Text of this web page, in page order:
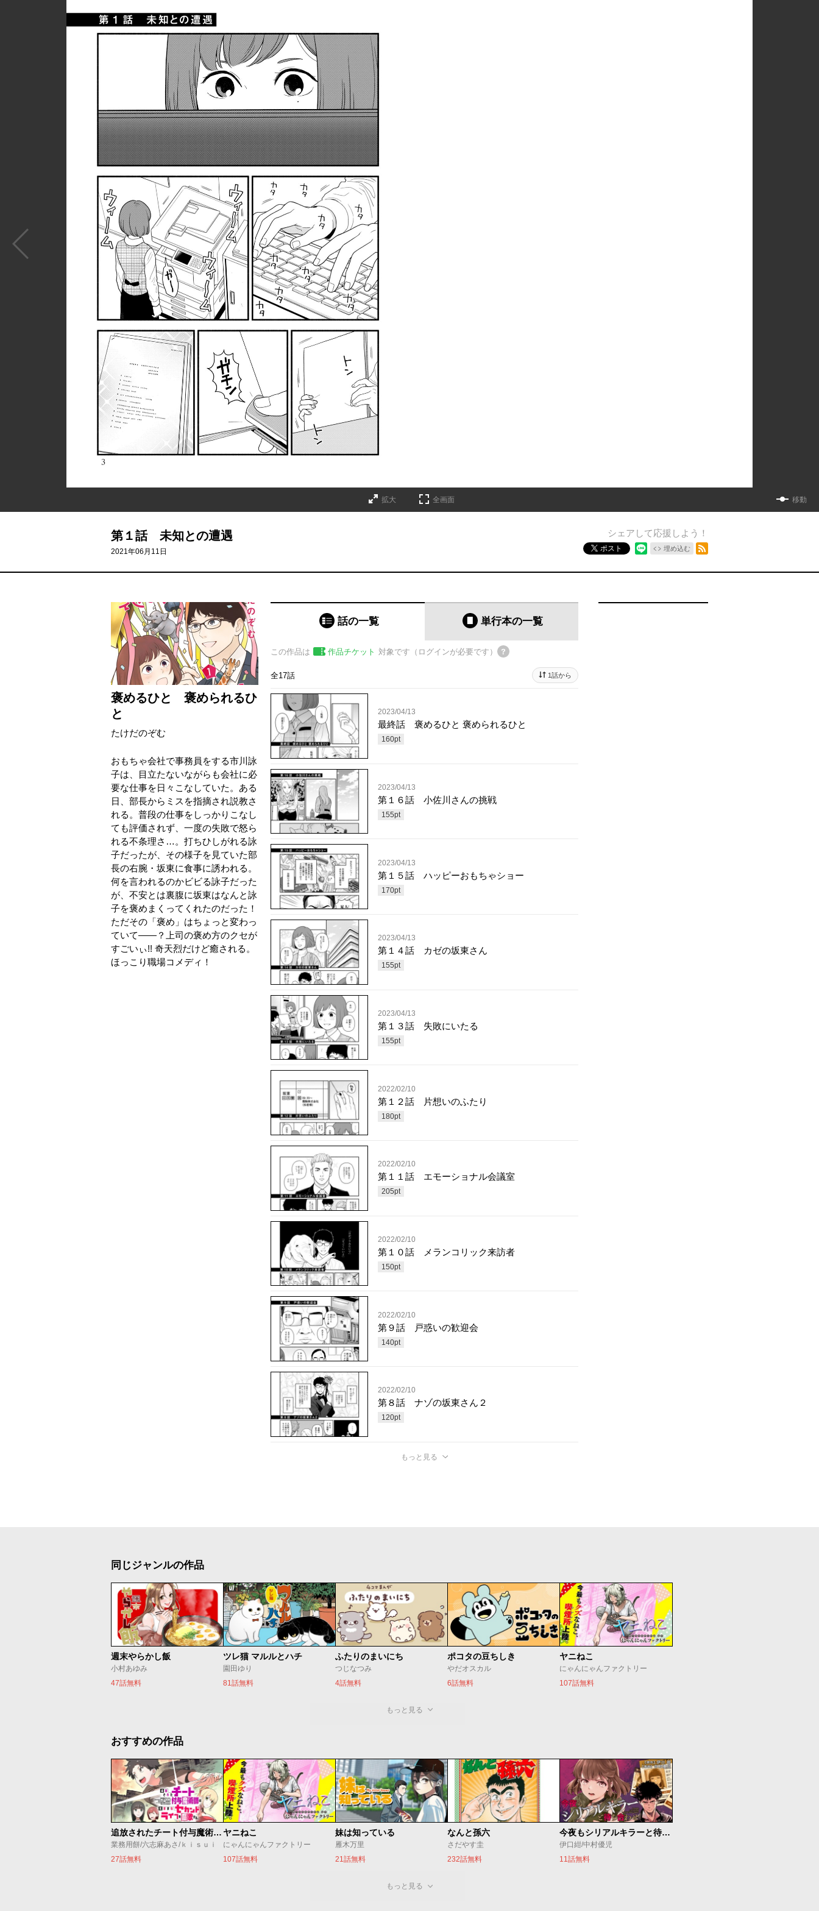
拡大 全画面 移動
第１話 未知との遭遇
2021年06月11日
シェアして応援しよう！
ポスト 埋め込む
褒めるひと 褒められるひ
と
たけだのぞむ
おもちゃ会社で事務員をする市川詠
子は、目立たないながらも会社に必
要な仕事を日々こなしていた。ある
日、部長からミスを指摘され説教さ
れる。普段の仕事をしっかりこなし
ても評価されず、一度の失敗で怒ら
れる不条理さ…。打ちひしがれる詠
子だったが、その様子を見ていた部
長の右腕・坂東に食事に誘われる。
何を言われるのかビビる詠子だった
が、不安とは裏腹に坂東はなんと詠
子を褒めまくってくれたのだった！
ただその「褒め」はちょっと変わっ
ていて――？上司の褒め方のクセが
すごいぃ!! 奇天烈だけど癒される。
ほっこり職場コメディ！
話の一覧 単行本の一覧
この作品は 作品チケット 対象です（ログインが必要です）
全17話 1話から
2023/04/13
最終話 褒めるひと 褒められるひと
160pt
2023/04/13
第１６話 小佐川さんの挑戦
155pt
2023/04/13
第１５話 ハッピーおもちゃショー
170pt
2023/04/13
第１４話 カゼの坂東さん
155pt
2023/04/13
第１３話 失敗にいたる
155pt
2022/02/10
第１２話 片想いのふたり
180pt
2022/02/10
第１１話 エモーショナル会議室
205pt
2022/02/10
第１０話 メランコリック来訪者
150pt
2022/02/10
第９話 戸惑いの歓迎会
140pt
2022/02/10
第８話 ナゾの坂東さん２
120pt
もっと見る
同じジャンルの作品
週末やらかし飯
小村あゆみ
47話無料
ツレ猫 マルルとハチ
園田ゆり
81話無料
ふたりのまいにち
つじなつみ
4話無料
ポコタの豆ちしき
やだオスカル
6話無料
ヤニねこ
にゃんにゃんファクトリー
107話無料
もっと見る
おすすめの作品
追放されたチート付与魔術師は気ままなセカンドライフを謳歌する。 ～俺は武器だけじゃなく、あらゆるものに『強化ポイント』を付与できるし、俺の意思でいつでも効果を解除できるけど、残った人たち大丈夫？～
業務用餅/六志麻あさ/ｋｉｓｕｉ
27話無料
ヤニねこ
にゃんにゃんファクトリー
107話無料
妹は知っている
雁木万里
21話無料
なんと孫六
さだやす圭
232話無料
今夜もシリアルキラーと待ち合わせ
伊口紺/中村優児
11話無料
もっと見る